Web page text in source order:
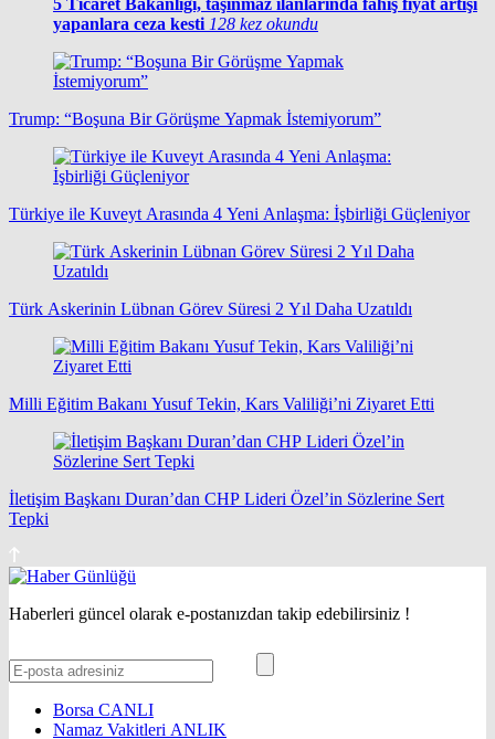
5 Ticaret Bakanlığı, taşınmaz ilanlarında fahiş fiyat artışı
yapanlara ceza kesti 128 kez okundu
Trump: “Boşuna Bir Görüşme Yapmak İstemiyorum”
Türkiye ile Kuveyt Arasında 4 Yeni Anlaşma: İşbirliği Güçleniyor
Türk Askerinin Lübnan Görev Süresi 2 Yıl Daha Uzatıldı
Milli Eğitim Bakanı Yusuf Tekin, Kars Valiliği’ni Ziyaret Etti
İletişim Başkanı Duran’dan CHP Lideri Özel’in Sözlerine Sert
Tepki
Haberleri güncel olarak e-postanızdan takip edebilirsiniz !
Borsa CANLI
Namaz Vakitleri ANLIK